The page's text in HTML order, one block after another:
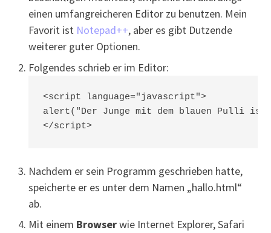
einen umfangreicheren Editor zu benutzen. Mein
Favorit ist Notepad++, aber es gibt Dutzende
weiterer guter Optionen.
Folgendes schrieb er im Editor:
<script language="javascript">
alert("Der Junge mit dem blauen Pulli
Nachdem er sein Programm geschrieben hatte,
speicherte er es unter dem Namen „hallo.html“
ab.
Mit einem Browserwie Internet Explorer, Safari